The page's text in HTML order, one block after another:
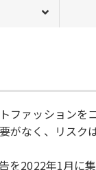
ファッションを
がなく、リスク
2022年1月に